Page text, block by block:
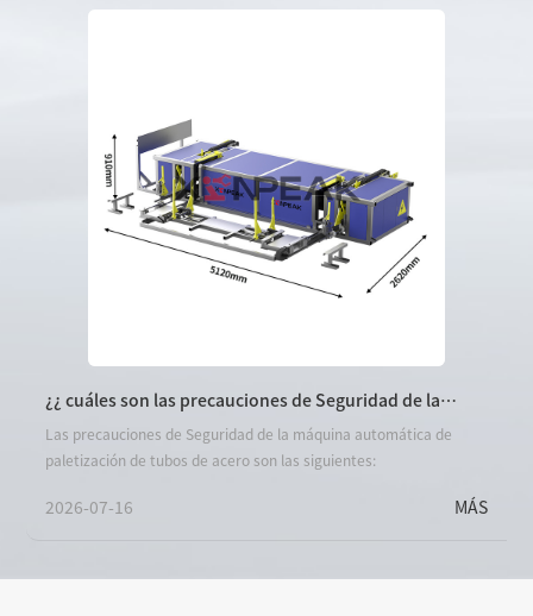
¿¿ cuáles son las precauciones de Seguridad de la
máquina automática de paletización de tubos de
acero?
Las precauciones de Seguridad de la máquina automática de
paletización de tubos de acero son las siguientes:
2026-07-16 MÁS